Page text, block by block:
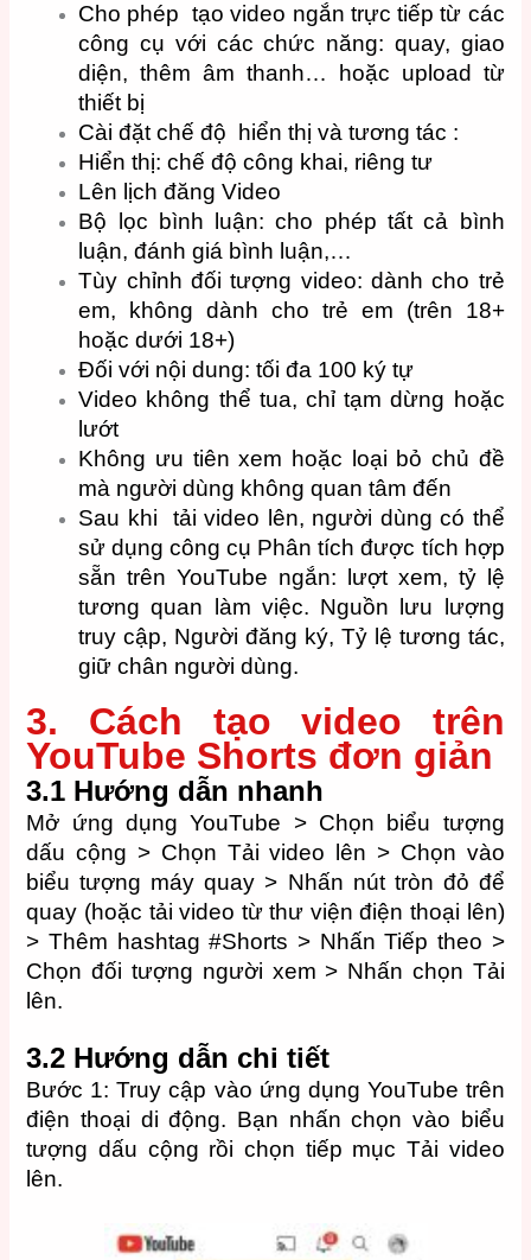
Cho phép tạo video ngắn trực tiếp từ các
công cụ với các chức năng: quay, giao
diện, thêm âm thanh… hoặc upload từ
thiết bị
Cài đặt chế độ hiển thị và tương tác :
Hiển thị: chế độ công khai, riêng tư
Lên lịch đăng Video
Bộ lọc bình luận: cho phép tất cả bình
luận, đánh giá bình luận,…
Tùy chỉnh đối tượng video: dành cho trẻ
em, không dành cho trẻ em (trên 18+
hoặc dưới 18+)
Đối với nội dung: tối đa 100 ký tự
Video không thể tua, chỉ tạm dừng hoặc
lướt
Không ưu tiên xem hoặc loại bỏ chủ đề
mà người dùng không quan tâm đến
Sau khi tải video lên, người dùng có thể
sử dụng công cụ Phân tích được tích hợp
sẵn trên YouTube ngắn: lượt xem, tỷ lệ
tương quan làm việc. Nguồn lưu lượng
truy cập, Người đăng ký, Tỷ lệ tương tác,
giữ chân người dùng.
3. Cách tạo video trên
YouTube Shorts đơn giản
3.1 Hướng dẫn nhanh
Mở ứng dụng YouTube > Chọn biểu tượng
dấu cộng > Chọn Tải video lên > Chọn vào
biểu tượng máy quay > Nhấn nút tròn đỏ để
quay (hoặc tải video từ thư viện điện thoại lên)
> Thêm hashtag #Shorts > Nhấn Tiếp theo >
Chọn đối tượng người xem > Nhấn chọn Tải
lên.
3.2 Hướng dẫn chi tiết
Bước 1: Truy cập vào ứng dụng YouTube trên
điện thoại di động. Bạn nhấn chọn vào biểu
tượng dấu cộng rồi chọn tiếp mục Tải video
lên.